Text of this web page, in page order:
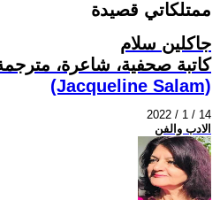
ممتلكاتي قصيدة
جاكلين سلام
كاتبة صحفية، شاعرة،
(Jacqueline Salam)
2022 / 1 / 14
الادب والفن